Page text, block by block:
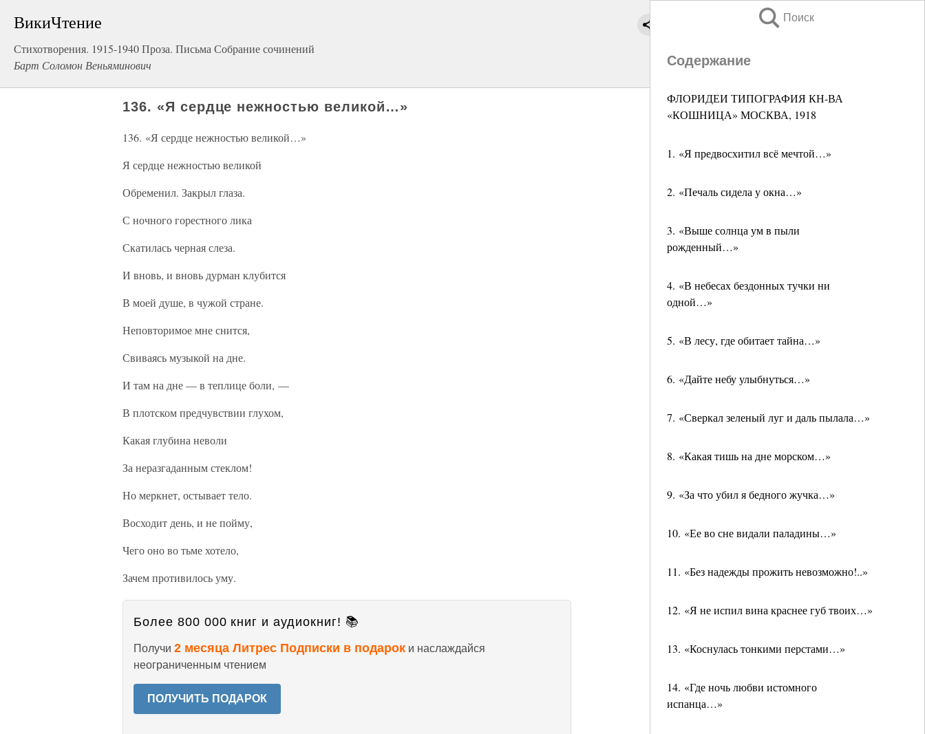
ВикиЧтение
Стихотворения. 1915-1940 Проза. Письма Собрание сочинений
Барт Соломон Веньяминович
Поиск
Содержание
ФЛОРИДЕИ ТИПОГРАФИЯ КН-ВА
«КОШНИЦА» МОСКВА, 1918
1. «Я предвосхитил всё мечтой…»
2. «Печаль сидела у окна…»
3. «Выше солнца ум в пыли
рожденный…»
4. «В небесах бездонных тучки ни
одной…»
5. «В лесу, где обитает тайна…»
6. «Дайте небу улыбнуться…»
7. «Сверкал зеленый луг и даль пылала…»
8. «Какая тишь на дне морском…»
9. «За что убил я бедного жучка…»
10. «Ее во сне видали паладины…»
11. «Без надежды прожить невозможно!..»
12. «Я не испил вина краснее губ твоих…»
13. «Коснулась тонкими перстами…»
14. «Где ночь любви истомного
испанца…»
136. «Я сердце нежностью великой…»
136. «Я сердце нежностью великой…»
Я сердце нежностью великой
Обременил. Закрыл глаза.
С ночного горестного лика
Скатилась черная слеза.
И вновь, и вновь дурман клубится
В моей душе, в чужой стране.
Неповторимое мне снится,
Свиваясь музыкой на дне.
И там на дне — в теплице боли, —
В плотском предчувствии глухом,
Какая глубина неволи
За неразгаданным стеклом!
Но меркнет, остывает тело.
Восходит день, и не пойму,
Чего оно во тьме хотело,
Зачем противилось уму.
Более 800 000 книг и аудиокниг! 📚
Получи 2 месяца Литрес Подписки в подарок и наслаждайся
неограниченным чтением
ПОЛУЧИТЬ ПОДАРОК